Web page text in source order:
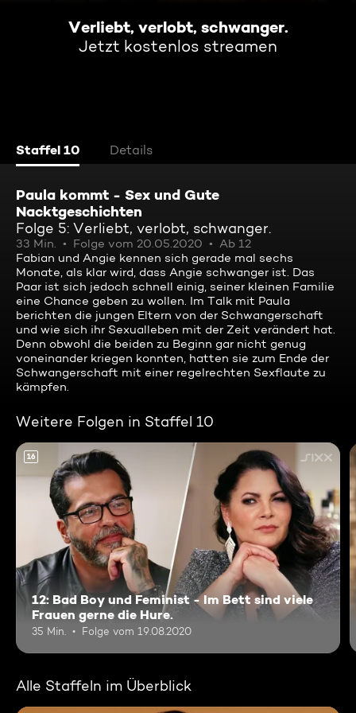
Verliebt, verlobt, schwanger.
Jetzt kostenlos streamen
Staffel 10 Details
Paula kommt - Sex und Gute
Nacktgeschichten
Folge 5: Verliebt, verlobt, schwanger.
33 Min. Folge vom 20.05.2020
Ab 12
Fabian und Angie kennen sich gerade mal sechs
Monate, als klar wird, dass Angie schwanger ist. Das
Paar ist sich jedoch schnell einig, seiner kleinen Familie
eine Chance geben zu wollen. Im Talk mit Paula
berichten die jungen Eltern von der Schwangerschaft
und wie sich ihr Sexualleben mit der Zeit verändert hat.
Denn obwohl die beiden zu Beginn gar nicht genug
voneinander kriegen konnten, hatten sie zum Ende der
Schwangerschaft mit einer regelrechten Sexflaute zu
kämpfen.
Weitere Folgen in Staffel 10
16
12: Bad Boy und Feminist - Im Bett sind viele
Frauen gerne die Hure.
35 Min. Folge vom 19.08.2020
Alle Staffeln im Überblick